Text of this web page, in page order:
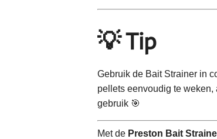
💡 Tip
Gebruik de Bait Strainer in
pellets eenvoudig te
gebruik 🎯
Met de Preston Bait